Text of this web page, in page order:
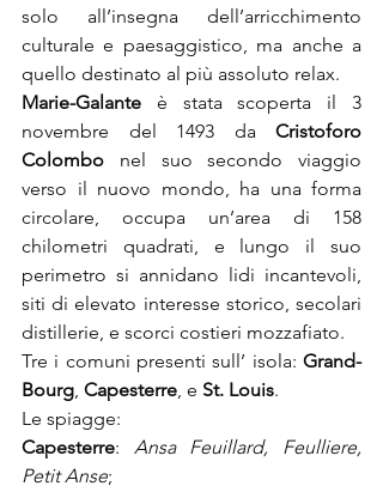
solo all’insegna dell’arricchimento
culturale e paesaggistico, ma anche a
quello destinato al più assoluto relax.
Marie-Galante è stata scoperta il 3
novembre del 1493 da Cristoforo
Colombo nel suo secondo viaggio
verso il nuovo mondo, ha una forma
circolare, occupa un’area di 158
chilometri quadrati, e lungo il suo
perimetro si annidano lidi incantevoli,
siti di elevato interesse storico, secolari
distillerie, e scorci costieri mozzafiato.
Tre i comuni presenti sull’ isola: Grand-
Bourg, Capesterre, e St. Louis.
Le spiagge:
Capesterre: Ansa Feuillard, Feulliere,
Petit Anse;